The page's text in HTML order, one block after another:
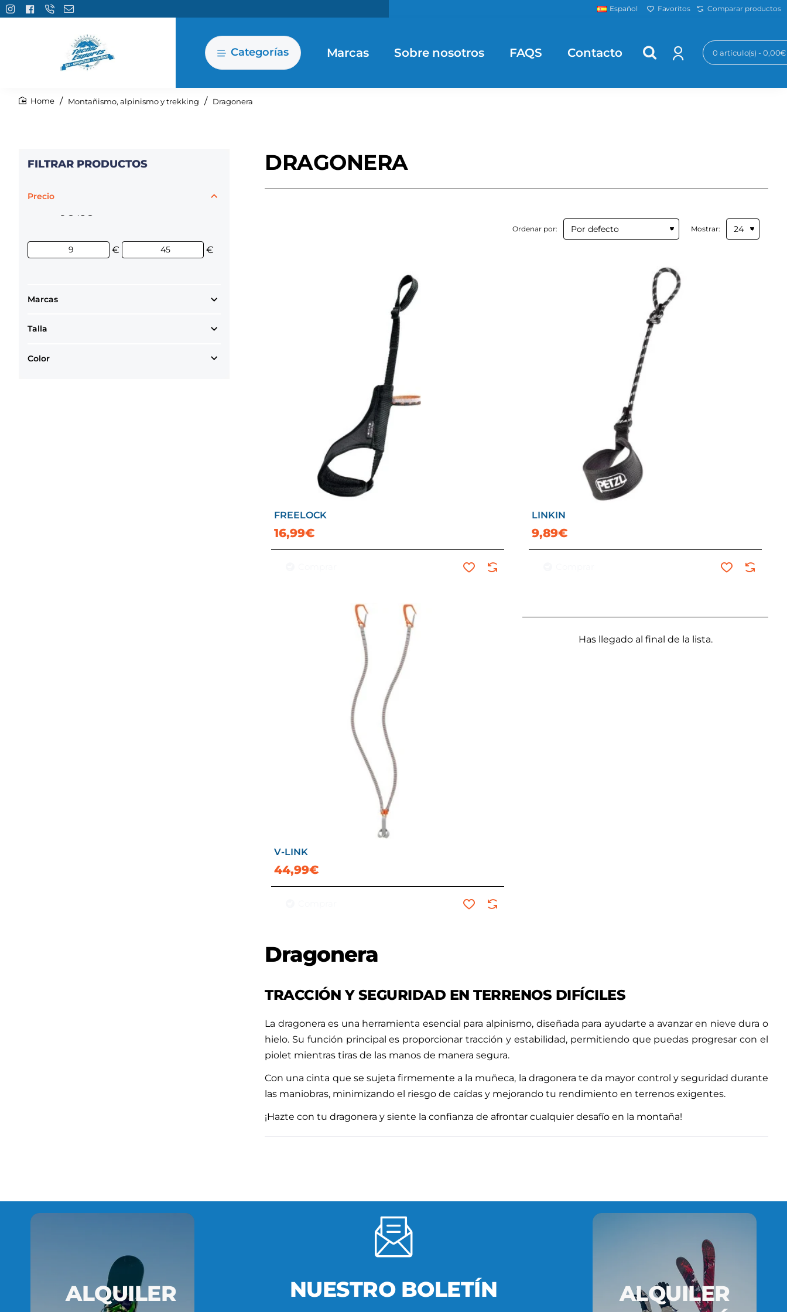
Español Favoritos Comparar productos
Categorías Marcas Sobre nosotros FAQS Contacto 0 artículo(s) - 0,00€
Montañismo, alpinismo y trekking Dragonera
FILTRAR PRODUCTOS
Precio
9€ 45€
€ €
Marcas
Talla
Color
DRAGONERA
Dragonera
TRACCIÓN Y SEGURIDAD EN TERRENOS DIFÍCILES
La dragonera es una herramienta esencial para alpinismo, diseñada para ayudarte a avanzar en nieve dura o
hielo. Su función principal es proporcionar tracción y estabilidad, permitiendo que puedas progresar con el
piolet mientras tiras de las manos de manera segura.
Con una cinta que se sujeta firmemente a la muñeca, la dragonera te da mayor control y seguridad durante
las maniobras, minimizando el riesgo de caídas y mejorando tu rendimiento en terrenos exigentes.
¡Hazte con tu dragonera y siente la confianza de afrontar cualquier desafío en la montaña!
Ordenar por: Mostrar:
FREELOCK
16,99€
LINKIN
9,89€
V-LINK
44,99€
Has llegado al final de la lista.
ALQUILER
NUESTRO BOLETÍN
ALQUILER